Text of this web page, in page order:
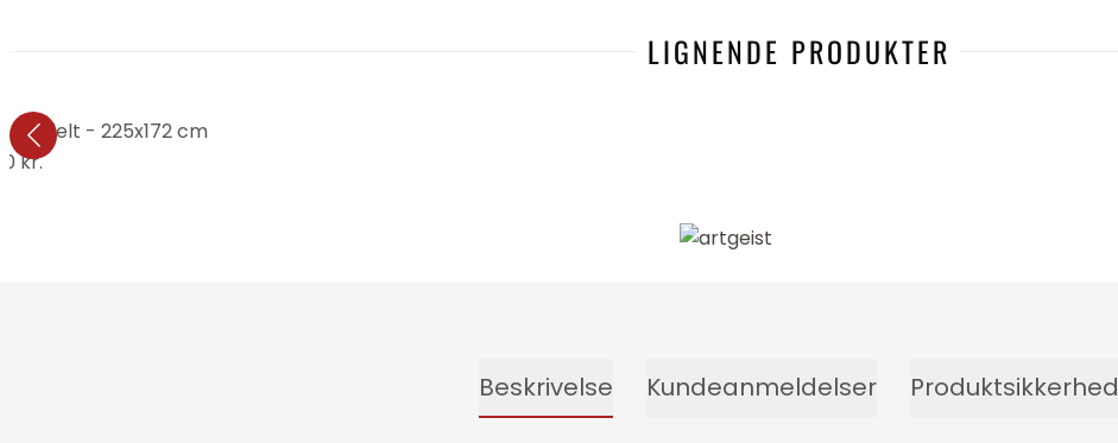
LIGNENDE PRODUKTER
, 5-delt - 225x172 cm
kr.
Beskrivelse Kundeanmeldelser Produktsikkerhed